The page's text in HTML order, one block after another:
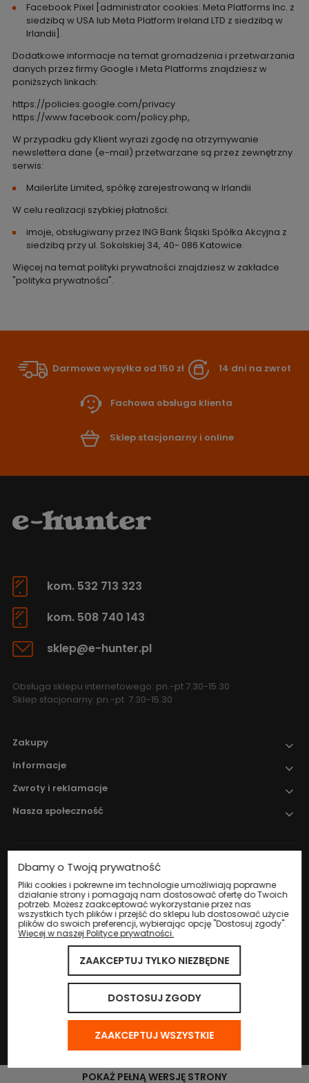
Facebook Pixel [administrator cookies: Meta Platforms Inc. z
siedzibą w USA lub Meta Platform Ireland LTD z siedzibą w
Irlandii].
Dodatkowe informacje na temat gromadzenia i przetwarzania
danych przez firmy Google i Meta Platforms znajdziesz w
poniższych linkach:
https://policies.google.com/privacy
https://www.facebook.com/policy.php,
W przypadku gdy Klient wyrazi zgodę na otrzymywanie
newslettera dane (e-mail) przetwarzane są przez zewnętrzny
serwis:
MailerLite Limited, spółkę zarejestrowaną w Irlandii
W celu realizacji szybkiej płatności:
imoje, obsługiwany przez ING Bank Śląski Spółka Akcyjna z
siedzibą przy ul. Sokolskiej 34, 40- 086 Katowice.
Więcej na temat polityki prywatności znajdziesz w zakładce
"polityka prywatności".
Darmowa wysyłka od 150 zł 14 dni na zwrot
Fachowa obsługa klienta
Sklep stacjonarny i online
kom. 532 713 323
kom. 508 740 143
sklep@e-hunter.pl
Obsługa sklepu internetowego: pn.-pt 7.30-15.30
Sklep stacjonarny: pn.-pt. 7.30-15.30
Zakupy
Informacje
Zwroty i reklamacje
Nasza społeczność
Nadzór nad obrotem produktami
leczniczymi weterynaryjnymi sprawuje
Wojewódzki Inspektorat Weterynarii w
Katowicach.
© 2024 Eco Life Group. Wszystkie prawa zastrzeżone.
POKAŻ PEŁNĄ WERSJĘ STRONY
Dbamy o Twoją prywatność
Pliki cookies i pokrewne im technologie umożliwiają poprawne
działanie strony i pomagają nam dostosować ofertę do Twoich
potrzeb. Możesz zaakceptować wykorzystanie przez nas
wszystkich tych plików i przejść do sklepu lub dostosować użycie
plików do swoich preferencji, wybierając opcję "Dostosuj zgody".
Więcej w naszej Polityce prywatności.
ZAAKCEPTUJ TYLKO NIEZBĘDNE
DOSTOSUJ ZGODY
ZAAKCEPTUJ WSZYSTKIE